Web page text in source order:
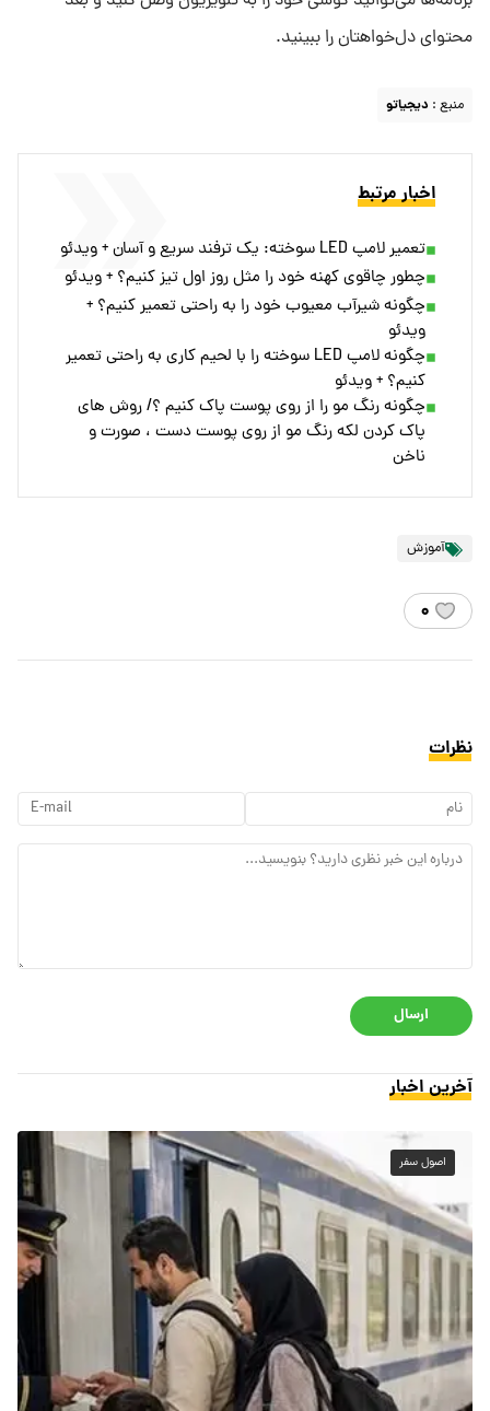
محتوای دل‌خواهتان را ببینید.
منبع : دیجیاتو
اخبار مرتبط
تعمیر لامپ LED سوخته: یک ترفند سریع و آسان + ویدئو
چطور چاقوی کهنه خود را مثل روز اول تیز کنیم؟ + ویدئو
چگونه شیرآب معیوب خود را به راحتی تعمیر کنیم؟ +
ویدئو
چگونه لامپ LED سوخته را با لحیم کاری به راحتی تعمیر
کنیم؟ + ویدئو
چگونه رنگ مو را از روی پوست پاک کنیم ؟/ روش های
پاک کردن لکه رنگ مو از روی پوست دست ، صورت و
ناخن
آموزش
۰
نظرات
ارسال
آخرین اخبار
اصول سفر